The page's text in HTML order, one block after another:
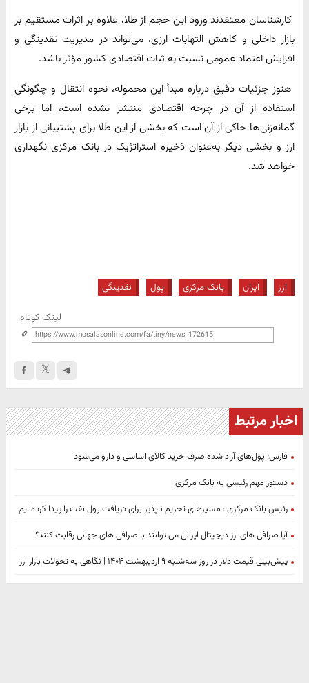
کارشناسان معتقدند ورود این حجم از طلا، علاوه بر اثرات مستقیم بر
بازار داخلی و کاهش التهابات ارزی، می‌تواند در مدیریت نقدینگی و
افزایش اعتماد عمومی نسبت به ثبات اقتصادی کشور مؤثر باشد.
هنوز جزئیات دقیق درباره مبدأ این محموله، نحوه انتقال و چگونگی
استفاده از آن در چرخه اقتصادی منتشر نشده است، اما برخی
گمانه‌زنی‌ها حاکی از آن است که بخشی از این طلا برای پشتیبانی از بازار
ارز و بخشی دیگر به‌عنوان ذخیره استراتژیک در بانک مرکزی نگهداری
خواهد شد.
ارز ایران بانک مرکزی پول نقدینگی
لینک کوتاه
اخبار مرتبط
فارس: پول‌های آزاد شده صرف خرید کالای اساسی و دارو می‌شود
دستور مهم رئیسی به بانک مرکزی
رئیس بانک مرکزی : مسیرهای تحریم ناپذیر برای دریافت پول نفت را پیدا کرده ایم
آیا صرافی های ارز دیجیتال ایرانی می توانند با صرافی های جهانی رقابت کنند؟
پیش‌بینی قیمت دلار در روز سه‌شنبه ۹ اردیبهشت ۱۴۰۴ | نگاهی به تحولات بازار ارز